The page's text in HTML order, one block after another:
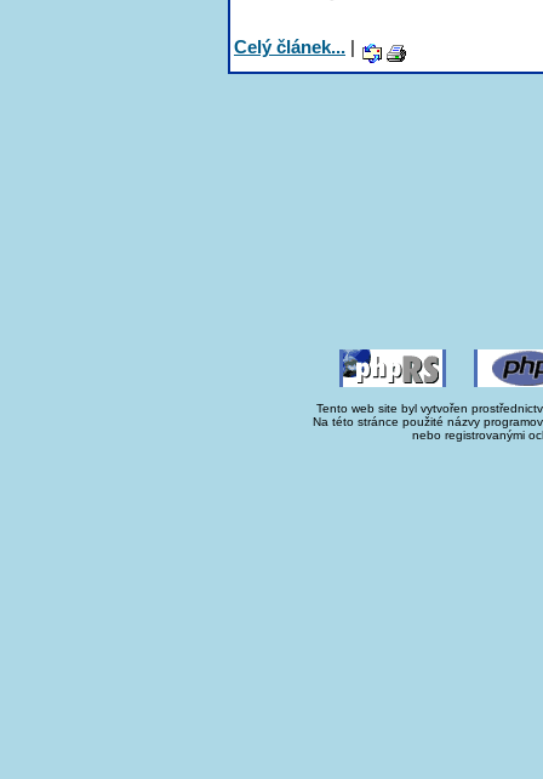
Celý článek... |
Tento web site byl vytvořen
Na této stránce použité názvy
nebo registrovanými